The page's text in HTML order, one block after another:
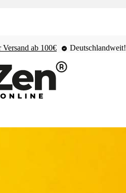
Versand ab 100€ Deutschlandweit!